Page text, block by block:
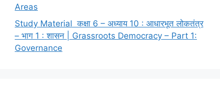
Areas
Study Material कक्षा 6 – अध्याय 10 : आधारभूत लोकतंत्र
– भाग 1 : शासन | Grassroots Democracy – Part 1:
Governance